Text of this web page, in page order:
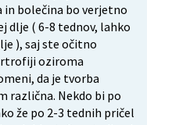
in bolečina bo verjetno
dlje ( 6-8 tednov, lahko
), saj ste očitno
oziroma
da je tvorba
različna. Nekdo bi po
že po 2-3 tednih pričel